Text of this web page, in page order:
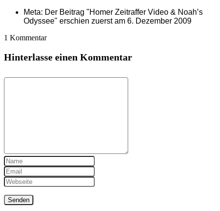
Meta: Der Beitrag "Homer Zeitraffer Video & Noah’s
Odyssee" erschien zuerst am 6. Dezember 2009
1 Kommentar
Hinterlasse einen Kommentar